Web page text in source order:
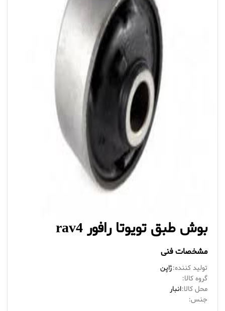
بوش طبق تویوتا رافور rav4
مشخصات فنی
تولید کننده:ژاپن
گروه کالا:
محل کالا:انبار
جنس: